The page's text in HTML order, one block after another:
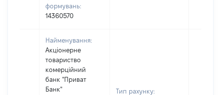
формувань:
14360570
Найменування:
Акціонерне
товариство
комерційний
банк "Приват
Банк"
Тип рахунку: